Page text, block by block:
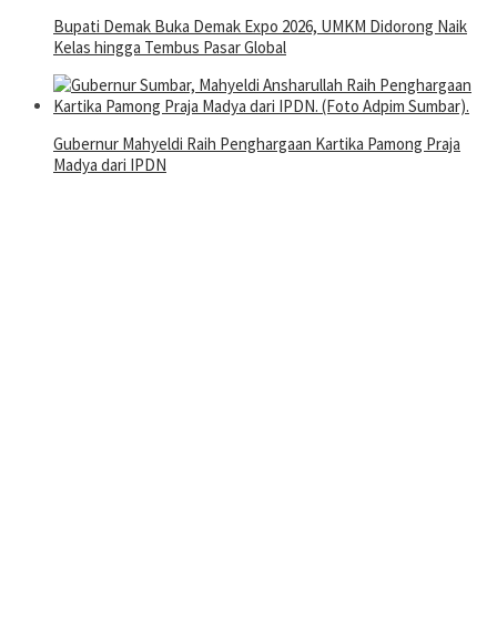
Bupati Demak Buka Demak Expo 2026, UMKM Didorong Naik
Kelas hingga Tembus Pasar Global
Gubernur Mahyeldi Raih Penghargaan Kartika Pamong Praja
Madya dari IPDN